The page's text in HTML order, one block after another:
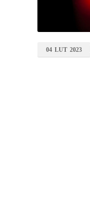
04 LUT 2023